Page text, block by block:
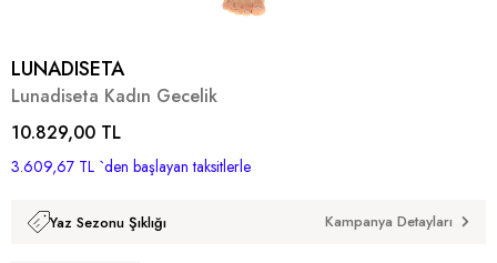
LUNADISETA
Lunadiseta Kadın Gecelik
10.829,00 TL
3.609,67 TL `den başlayan taksitlerle
Yaz Sezonu Şıklığı Kampanya Detayları